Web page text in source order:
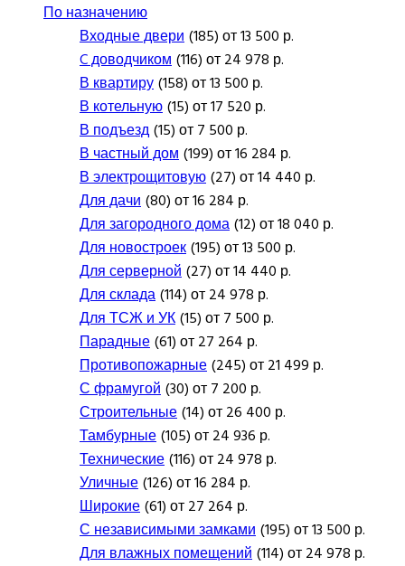
По назначению
Входные двери(185) от 13 500 р.
C доводчиком(116) от 24 978 р.
В квартиру(158) от 13 500 р.
В котельную(15) от 17 520 р.
В подъезд(15) от 7 500 р.
В частный дом(199) от 16 284 р.
В электрощитовую(27) от 14 440 р.
Для дачи(80) от 16 284 р.
Для загородного дома(12) от 18 040 р.
Для новостроек(195) от 13 500 р.
Для серверной(27) от 14 440 р.
Для склада(114) от 24 978 р.
Для ТСЖ и УК(15) от 7 500 р.
Парадные(61) от 27 264 р.
Противопожарные(245) от 21 499 р.
С фрамугой(30) от 7 200 р.
Строительные(14) от 26 400 р.
Тамбурные(105) от 24 936 р.
Технические(116) от 24 978 р.
Уличные(126) от 16 284 р.
Широкие(61) от 27 264 р.
С независимыми замками(195) от 13 500 р.
Для влажных помещений(114) от 24 978 р.